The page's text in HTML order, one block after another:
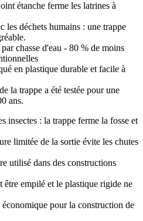
étanche ferme les latrines à
les déchets humains : une trappe
chasse d'eau - 80 % de moins
en plastique durable et facile à
la trappe a été testée pour une
ans.
insectes : la trappe ferme la fosse et
limitée de la sortie évite les chutes
utilisé dans des constructions
être empilé et le plastique rigide ne
pour la construction de